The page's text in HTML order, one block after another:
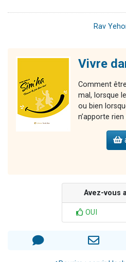
Rav
Vivre
Comment
mal, lorsque
ou bien
n’apporte
Avez-vous
OUI